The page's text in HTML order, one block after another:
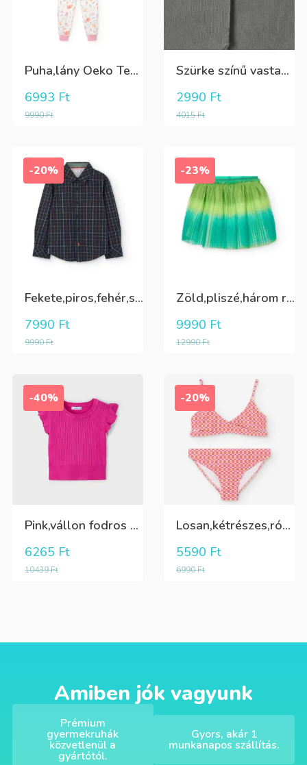
Puha,lány Oeko Tex bio pamut hosszú pizsama
9990Ft
6993 Ft
Szürke színű vastag puha harisnya
4015Ft
2990 Ft
-20%
Fekete,piros,fehér,sárga kockás ing
9990Ft
7990 Ft
-23%
Zöld,pliszé,három rétegű(alatta csillogó tüll+kiwizöld vászon) szoknya
12990Ft
9990 Ft
-40%
Pink,vállon fodros csini lány kötött póló
10439Ft
6265 Ft
-20%
Losan,kétrészes,rózsaszín,sárga,krém színű fürdőruha
6990Ft
5590 Ft
Amiben jók vagyunk
Prémium
gyermekruhák
közvetlenül a
gyártótól.
Gyors, akár 1
munkanapos szállítás.